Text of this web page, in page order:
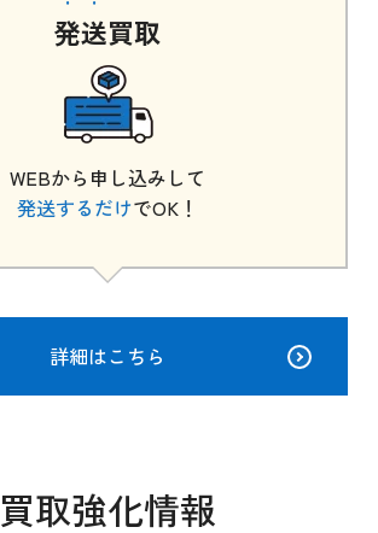
発送買取
WEBから申し込みして
発送するだけでOK！
詳細はこちら
買取強化情報